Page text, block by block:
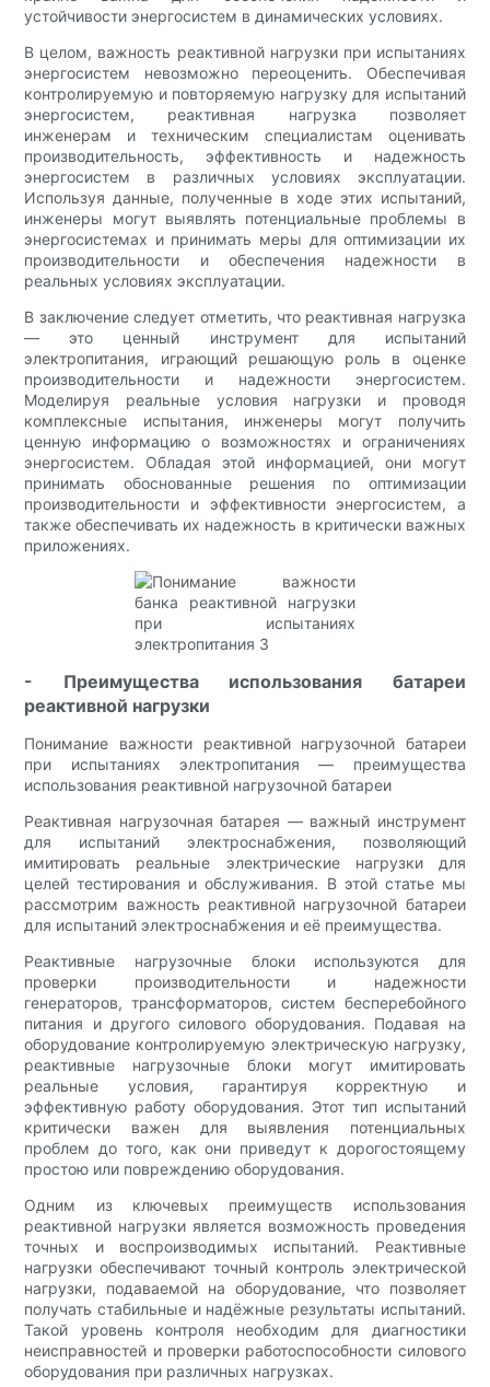
устойчивости энергосистем в динамических условиях.
В целом, важность реактивной нагрузки при испытаниях
энергосистем невозможно переоценить. Обеспечивая
контролируемую и повторяемую нагрузку для испытаний
энергосистем, реактивная нагрузка позволяет
инженерам и техническим специалистам оценивать
производительность, эффективность и надежность
энергосистем в различных условиях эксплуатации.
Используя данные, полученные в ходе этих испытаний,
инженеры могут выявлять потенциальные проблемы в
энергосистемах и принимать меры для оптимизации их
производительности и обеспечения надежности в
реальных условиях эксплуатации.
В заключение следует отметить, что реактивная нагрузка
— это ценный инструмент для испытаний
электропитания, играющий решающую роль в оценке
производительности и надежности энергосистем.
Моделируя реальные условия нагрузки и проводя
комплексные испытания, инженеры могут получить
ценную информацию о возможностях и ограничениях
энергосистем. Обладая этой информацией, они могут
принимать обоснованные решения по оптимизации
производительности и эффективности энергосистем, а
также обеспечивать их надежность в критически важных
приложениях.
- Преимущества использования батареи
реактивной нагрузки
Понимание важности реактивной нагрузочной батареи
при испытаниях электропитания — преимущества
использования реактивной нагрузочной батареи
Реактивная нагрузочная батарея — важный инструмент
для испытаний электроснабжения, позволяющий
имитировать реальные электрические нагрузки для
целей тестирования и обслуживания. В этой статье мы
рассмотрим важность реактивной нагрузочной батареи
для испытаний электроснабжения и её преимущества.
Реактивные нагрузочные блоки используются для
проверки производительности и надежности
генераторов, трансформаторов, систем бесперебойного
питания и другого силового оборудования. Подавая на
оборудование контролируемую электрическую нагрузку,
реактивные нагрузочные блоки могут имитировать
реальные условия, гарантируя корректную и
эффективную работу оборудования. Этот тип испытаний
критически важен для выявления потенциальных
проблем до того, как они приведут к дорогостоящему
простою или повреждению оборудования.
Одним из ключевых преимуществ использования
реактивной нагрузки является возможность проведения
точных и воспроизводимых испытаний. Реактивные
нагрузки обеспечивают точный контроль электрической
нагрузки, подаваемой на оборудование, что позволяет
получать стабильные и надёжные результаты испытаний.
Такой уровень контроля необходим для диагностики
неисправностей и проверки работоспособности силового
оборудования при различных нагрузках.